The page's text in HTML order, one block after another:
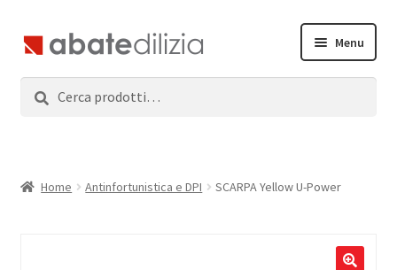
Vai
alla
navigazione
Vai
al
contenuto
Menu
ServiziHome Antinfortunistica e DPI SCARPA Yellow U-Power